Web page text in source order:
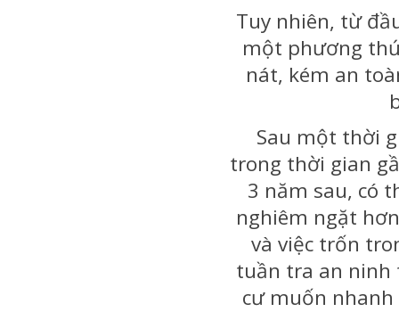
Tuy nhiên, từ
một phương
nát, kém an
Sau một thời
trong thời gian
3 năm sau, có
nghiêm ngặt
và việc trốn
tuần tra an ninh
cư muốn